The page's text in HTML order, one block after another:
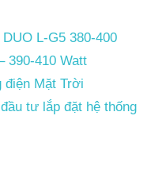
L-G5 380-400
390-410 Watt
điện Mặt Trời
tư lắp đặt hệ thống